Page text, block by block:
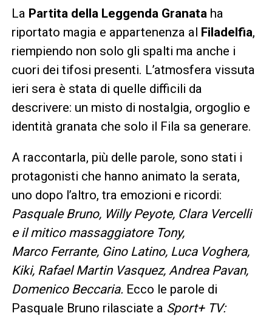
La Partita della Leggenda Granata ha
riportato magia e appartenenza al Filadelfia,
riempiendo non solo gli spalti ma anche i
cuori dei tifosi presenti. L’atmosfera vissuta
ieri sera è stata di quelle difficili da
descrivere: un misto di nostalgia, orgoglio e
identità granata che solo il Fila sa generare.
A raccontarla, più delle parole, sono stati i
protagonisti che hanno animato la serata,
uno dopo l’altro, tra emozioni e ricordi:
Pasquale Bruno, Willy Peyote, Clara Vercelli
e il mitico massaggiatore Tony,
Marco Ferrante, Gino Latino, Luca Voghera,
Kiki, Rafael Martin Vasquez, Andrea Pavan,
Domenico Beccaria. Ecco le parole di
Pasquale Bruno rilasciate a Sport+ TV: